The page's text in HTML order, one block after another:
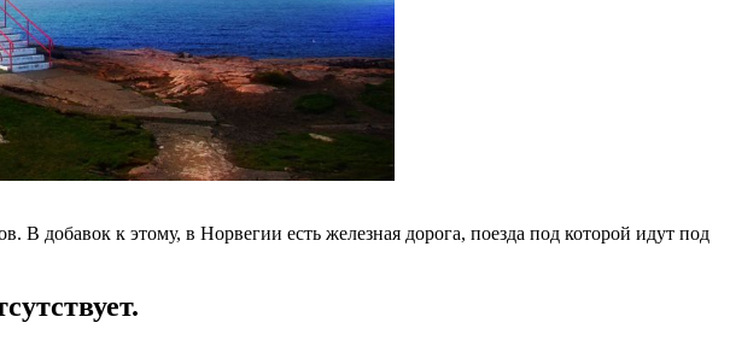
добавок к этому, в Норвегии есть железная дорога, поезда под которой идут под